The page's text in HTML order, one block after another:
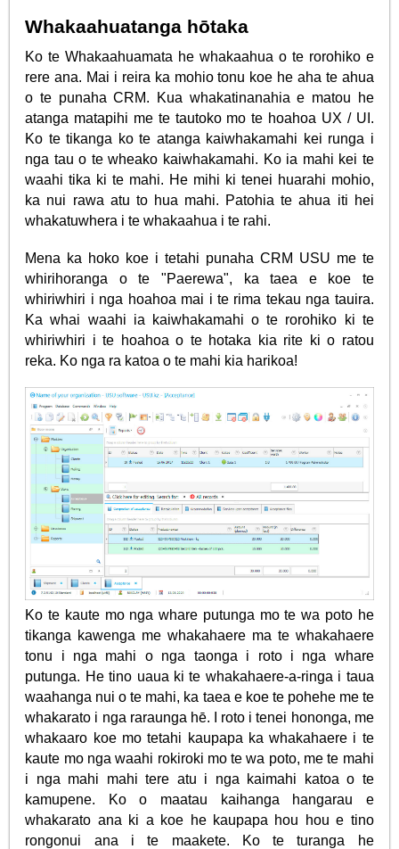
Whakaahuatanga hōtaka
Ko te Whakaahuamata he whakaahua o te rorohiko e
rere ana. Mai i reira ka mohio tonu koe he aha te ahua
o te punaha CRM. Kua whakatinanahia e matou he
atanga matapihi me te tautoko mo te hoahoa UX / UI.
Ko te tikanga ko te atanga kaiwhakamahi kei runga i
nga tau o te wheako kaiwhakamahi. Ko ia mahi kei te
waahi tika ki te mahi. He mihi ki tenei huarahi mohio,
ka nui rawa atu to hua mahi. Patohia te ahua iti hei
whakatuwhera i te whakaahua i te rahi.
Mena ka hoko koe i tetahi punaha CRM USU me te
whirihoranga o te "Paerewa", ka taea e koe te
whiriwhiri i nga hoahoa mai i te rima tekau nga tauira.
Ka whai waahi ia kaiwhakamahi o te rorohiko ki te
whiriwhiri i te hoahoa o te hotaka kia rite ki o ratou
reka. Ko nga ra katoa o te mahi kia harikoa!
Ko te kaute mo nga whare putunga mo te wa poto he
tikanga kawenga me whakahaere ma te whakahaere
tonu i nga mahi o nga taonga i roto i nga whare
putunga. He tino uaua ki te whakahaere-a-ringa i taua
waahanga nui o te mahi, ka taea e koe te pohehe me te
whakarato i nga raraunga hē. I roto i tenei hononga, me
whakaaro koe mo tetahi kaupapa ka whakahaere i te
kaute mo nga waahi rokiroki mo te wa poto, me te mahi
i nga mahi mahi tere atu i nga kaimahi katoa o te
kamupene. Ko o maatau kaihanga hangarau e
whakarato ana ki a koe he kaupapa hou hou e tino
rongonui ana i te maakete. Ko te turanga he